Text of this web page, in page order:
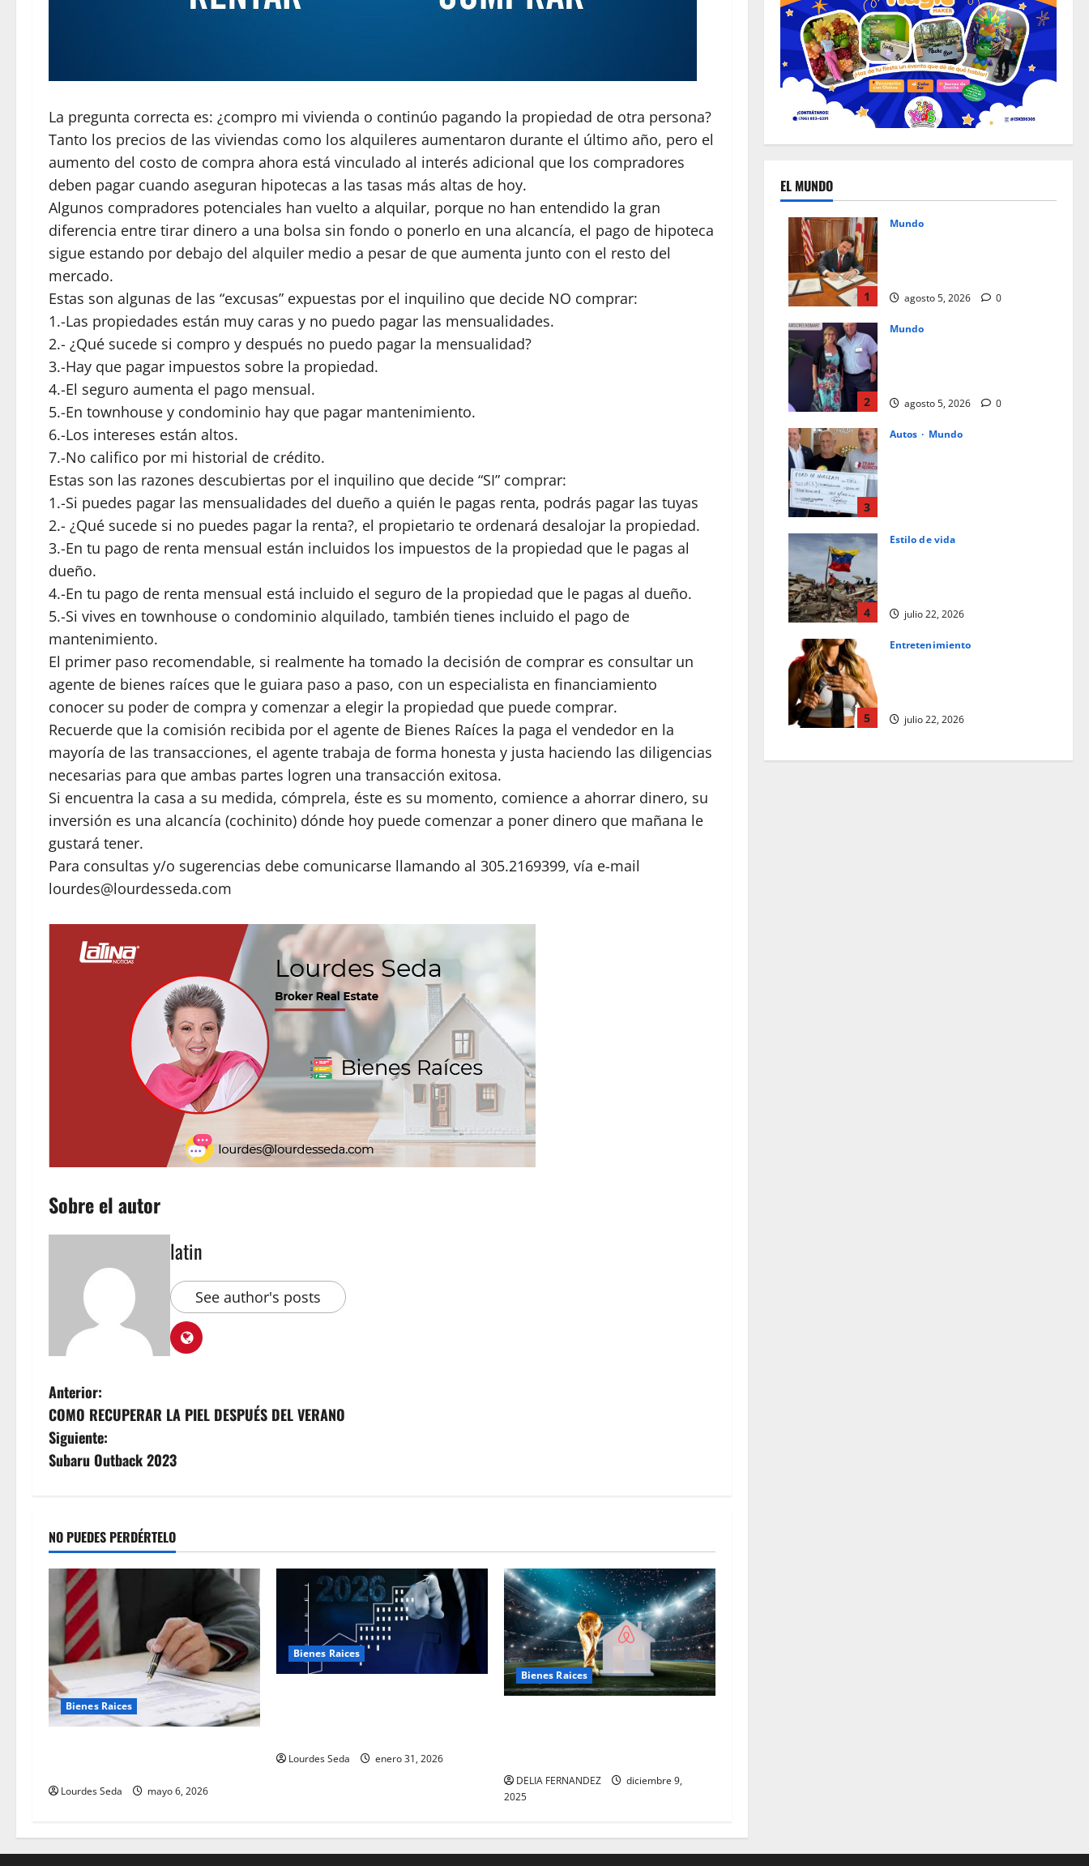
La pregunta correcta es: ¿compro mi vivienda o continúo pagando la propiedad de otra persona?
Tanto los precios de las viviendas como los alquileres aumentaron durante el último año, pero el
aumento del costo de compra ahora está vinculado al interés adicional que los compradores
deben pagar cuando aseguran hipotecas a las tasas más altas de hoy.
Algunos compradores potenciales han vuelto a alquilar, porque no han entendido la gran
diferencia entre tirar dinero a una bolsa sin fondo o ponerlo en una alcancía, el pago de hipoteca
sigue estando por debajo del alquiler medio a pesar de que aumenta junto con el resto del
mercado.
Estas son algunas de las “excusas” expuestas por el inquilino que decide NO comprar:
1.-Las propiedades están muy caras y no puedo pagar las mensualidades.
2.- ¿Qué sucede si compro y después no puedo pagar la mensualidad?
3.-Hay que pagar impuestos sobre la propiedad.
4.-El seguro aumenta el pago mensual.
5.-En townhouse y condominio hay que pagar mantenimiento.
6.-Los intereses están altos.
7.-No califico por mi historial de crédito.
Estas son las razones descubiertas por el inquilino que decide “SI” comprar:
1.-Si puedes pagar las mensualidades del dueño a quién le pagas renta, podrás pagar las tuyas
2.- ¿Qué sucede si no puedes pagar la renta?, el propietario te ordenará desalojar la propiedad.
3.-En tu pago de renta mensual están incluidos los impuestos de la propiedad que le pagas al
dueño.
4.-En tu pago de renta mensual está incluido el seguro de la propiedad que le pagas al dueño.
5.-Si vives en townhouse o condominio alquilado, también tienes incluido el pago de
mantenimiento.
El primer paso recomendable, si realmente ha tomado la decisión de comprar es consultar un
agente de bienes raíces que le guiara paso a paso, con un especialista en financiamiento
conocer su poder de compra y comenzar a elegir la propiedad que puede comprar.
Recuerde que la comisión recibida por el agente de Bienes Raíces la paga el vendedor en la
mayoría de las transacciones, el agente trabaja de forma honesta y justa haciendo las diligencias
necesarias para que ambas partes logren una transacción exitosa.
Si encuentra la casa a su medida, cómprela, éste es su momento, comience a ahorrar dinero, su
inversión es una alcancía (cochinito) dónde hoy puede comenzar a poner dinero que mañana le
gustará tener.
Para consultas y/o sugerencias debe comunicarse llamando al 305.2169399, vía e-mail
lourdes@lourdesseda.com
Sobre el autor
latin
See author's posts
Anterior:
COMO RECUPERAR LA PIEL DESPUÉS DEL VERANO
Siguiente:
Subaru Outback 2023
NO PUEDES PERDÉRTELO
Bienes Raices
Lourdes Seda mayo 6, 2026
Bienes Raices
Lourdes Seda enero 31, 2026
Bienes Raices
DELIA FERNANDEZ
diciembre 9,
2025
EL MUNDO
1
Mundo
agosto 5, 2026 0
2
Mundo
agosto 5, 2026 0
3
Autos Mundo
julio 23, 2026
4
Estilo de vida
julio 22, 2026
5
Entretenimiento
julio 22, 2026